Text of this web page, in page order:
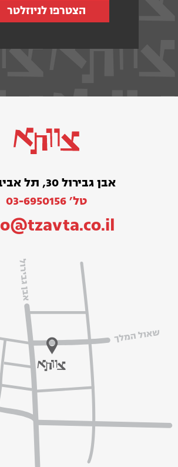
הצטרפו לניוזלטר
אבן גבירול 30, תל אביב יפו
טל׳ 03-6950156